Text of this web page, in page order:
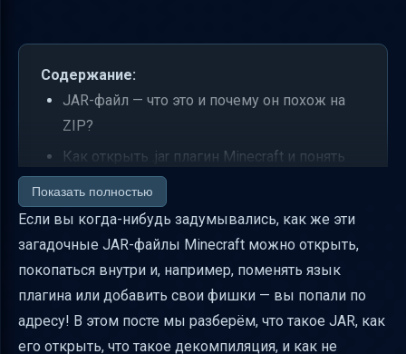
Содержание:
JAR-файл — что это и почему он похож на
ZIP?
Как открыть .jar плагин Minecraft и понять
его содержимое
Что такое декомпиляция Java и как
получить исходники из .class файлов
Использование IntelliJ IDEA для работы с
.class файлами
Ограничения декомпиляции и зачем нужна
Показать полностью
Если вы когда-нибудь задумывались, как же эти
загадочные JAR-файлы Minecraft можно открыть,
покопаться внутри и, например, поменять язык
плагина или добавить свои фишки — вы попали по
адресу! В этом посте мы разберём, что такое JAR, как
его открыть, что такое декомпиляция, и как не